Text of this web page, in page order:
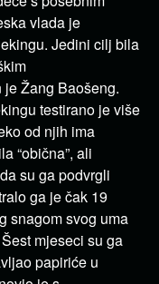
vlada je
Jedini cilj bila
Žang Baošeng.
testirano je više
od njih ima
“obična”, ali
su ga podvrgli
ga je čak 19
snagom svog uma
mjeseci su ga
papiriće u